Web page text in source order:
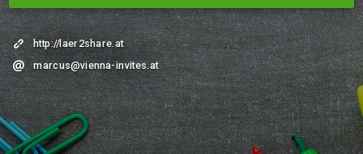
http://laer2share.at
marcus@vienna-invites.at